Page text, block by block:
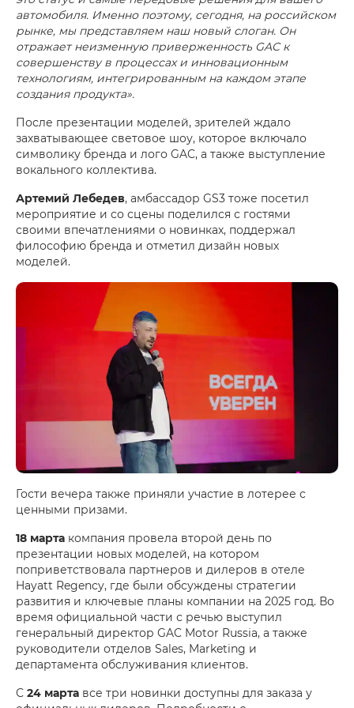
автомобиля. Именно поэтому, сегодня, на российском
рынке, мы представляем наш новый слоган. Он
отражает неизменную приверженность GAC к
совершенству в процессах и инновационным
технологиям, интегрированным на каждом этапе
создания продукта».
После презентации моделей, зрителей ждало
захватывающее световое шоу, которое включало
символику бренда и лого GAC, а также выступление
вокального коллектива.
Артемий Лебедев, амбассадор GS3 тоже посетил
мероприятие и со сцены поделился с гостями
своими впечатлениями о новинках, поддержал
философию бренда и отметил дизайн новых
моделей.
Гости вечера также приняли участие в лотерее с
ценными призами.
18 марта компания провела второй день по
презентации новых моделей, на котором
поприветствовала партнеров и дилеров в отеле
Hayatt Regency, где были обсуждены стратегии
развития и ключевые планы компании на 2025 год. Во
время официальной части с речью выступил
генеральный директор GAC Motor Russia, а также
руководители отделов Sales, Marketing и
департамента обслуживания клиентов.
С 24 марта все три новинки доступны для заказа у